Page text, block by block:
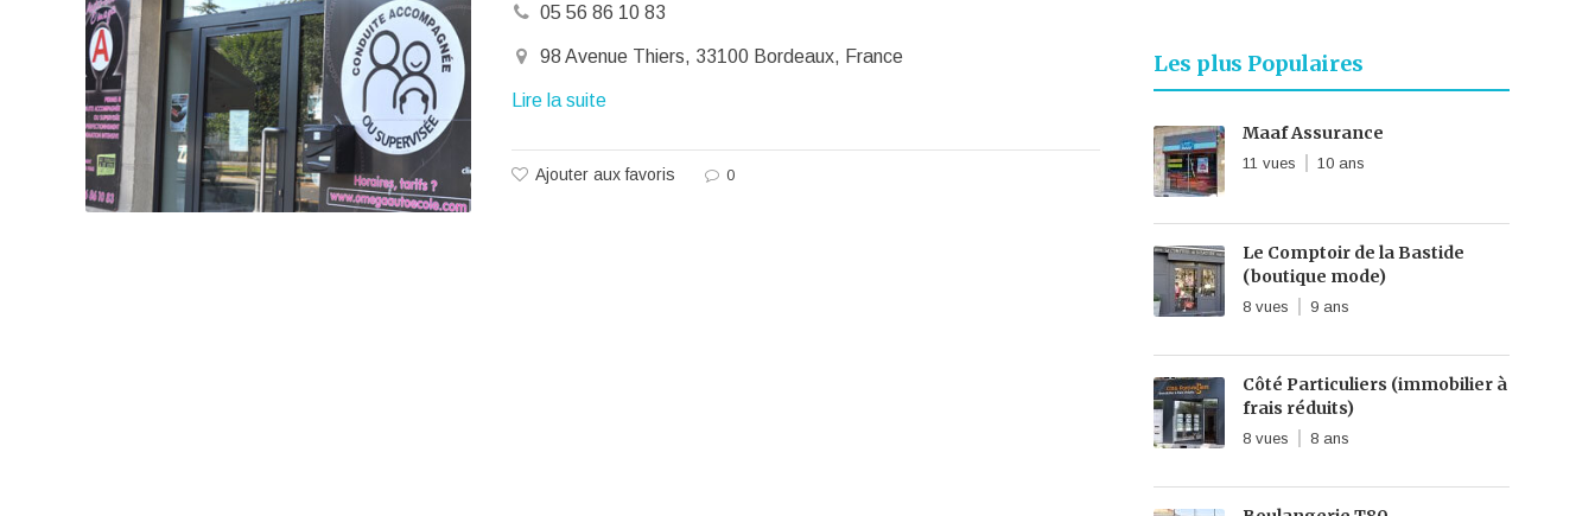
05 56 86 10 83
98 Avenue Thiers, 33100 Bordeaux, France
Lire la suite
Ajouter aux favoris 0
Les plus Populaires
Maaf Assurance
11 vues 10 ans
Le Comptoir de la Bastide
(boutique mode)
8 vues 9 ans
Côté Particuliers (immobilier à
frais réduits)
8 vues 8 ans